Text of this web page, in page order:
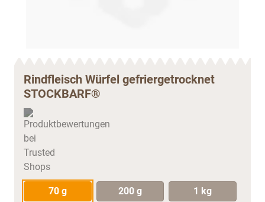
Rindfleisch Würfel gefriergetrocknet
STOCKBARF®
70 g 200 g 1 kg